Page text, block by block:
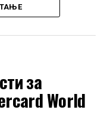
за
World